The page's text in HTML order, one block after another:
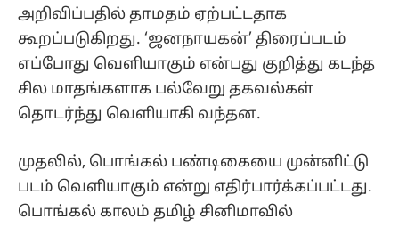
அறிவிப்பதில் தாமதம் ஏற்பட்டதாக
கூறப்படுகிறது. ‘ஜனநாயகன்’ திரைப்படம்
எப்போது வெளியாகும் என்பது குறித்து கடந்த
சில மாதங்களாக பல்வேறு தகவல்கள்
தொடர்ந்து வெளியாகி வந்தன.
முதலில், பொங்கல் பண்டிகையை முன்னிட்டு
படம் வெளியாகும் என்று எதிர்பார்க்கப்பட்டது.
பொங்கல் காலம் தமிழ் சினிமாவில்